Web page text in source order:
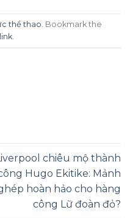
thể thao . Bookmark the
chiêu mộ thành
Hugo Ekitike: Mảnh
hoàn hảo cho hàng
công Lữ đoàn đỏ?